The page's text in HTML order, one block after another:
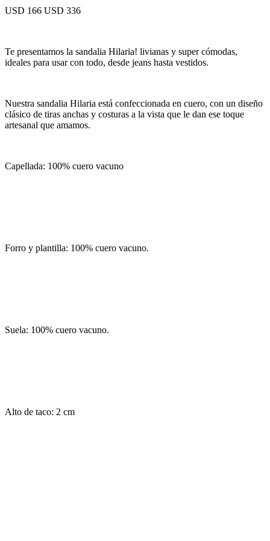
USD 166 USD 336
Te presentamos la sandalia Hilaria! livianas y super cómodas,
ideales para usar con todo, desde jeans hasta vestidos.
Nuestra sandalia Hilaria está confeccionada en cuero, con un diseño
clásico de tiras anchas y costuras a la vista que le dan ese toque
artesanal que amamos.
Capellada: 100% cuero vacuno
Forro y plantilla: 100% cuero vacuno.
Suela: 100% cuero vacuno.
Alto de taco: 2 cm